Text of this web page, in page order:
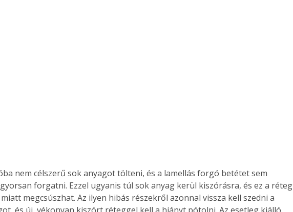
nem célszerű sok anyagot tölteni, és a lamellás forgó betétet sem
forgatni. Ezzel ugyanis túl sok anyag kerül kiszórásra, és ez a réteg
megcsúszhat. Az ilyen hibás részekről azonnal vissza kell szedni a